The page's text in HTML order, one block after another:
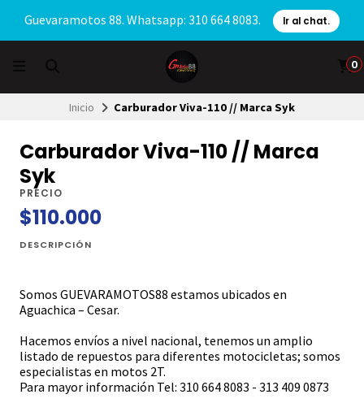
Guevaramotos 88. Whatsapp: 310 664 8083. Ir al chat.
0
Inicio Carburador Viva-110 // Marca Syk
Carburador Viva-110 // Marca
Syk
PRECIO
$110.000
DESCRIPCIÓN
Somos GUEVARAMOTOS88 estamos ubicados en
Aguachica – Cesar.
Hacemos envíos a nivel nacional, tenemos un amplio
listado de repuestos para diferentes motocicletas; somos
especialistas en motos 2T.
Para mayor información Tel: 310 664 8083 - 313 409 0873